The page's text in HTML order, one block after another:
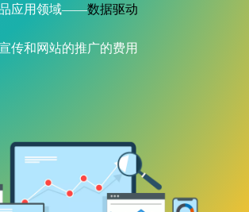
应用领域——数据驱动
传和网站的推广的费用